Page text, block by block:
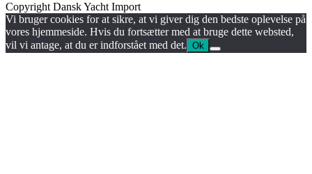
Copyright Dansk Yacht Import
Vi bruger cookies for at sikre, at vi giver dig den bedste oplevelse på
vores hjemmeside. Hvis du fortsætter med at bruge dette websted,
vil vi antage, at du er indforstået med det. Ok